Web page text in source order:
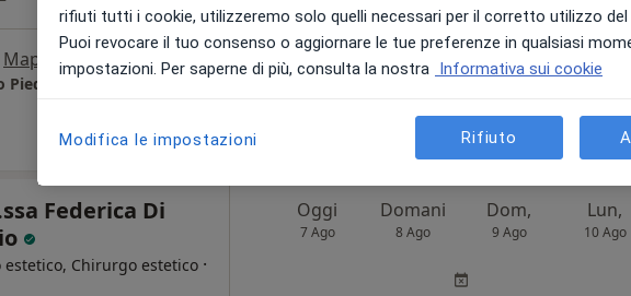
Mappa
Sano
Federica Di
estetico, Chirurgo estetico ·
Oggi
7 Ago
Domani
8 Ago
Dom,
9 Ago
Lun,
10 Ago
rifiuti tutti i cookie, utilizzeremo solo quelli necessari per il corretto utilizzo
Puoi revocare il tuo consenso o aggiornare le tue preferenze in qualsiasi
impostazioni. Per saperne di più, consulta la nostra Informativa sui cookie
Modifica le impostazioni Rifiuto